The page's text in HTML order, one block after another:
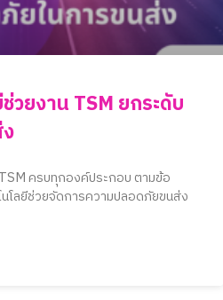
วยงาน TSM ยกระดับ
ครบทุกองค์ประกอบ ตามข้อ
โลยีช่วยจัดการความปลอดภัยขนส่ง